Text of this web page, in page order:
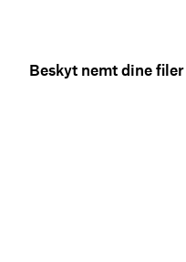
Beskyt nemt dine